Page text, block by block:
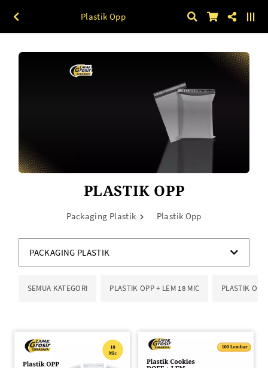
Plastik Opp
PLASTIK OPP
Packaging Plastik Plastik Opp
PACKAGING PLASTIK
SEMUA KATEGORI PLASTIK OPP + LEM 18 MIC PLASTIK